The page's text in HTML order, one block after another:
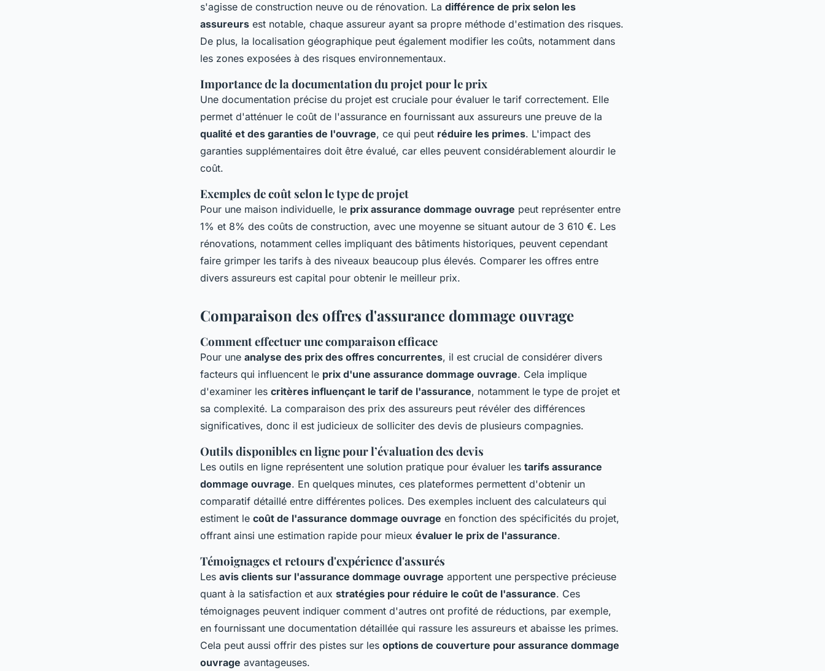
s'agisse de construction neuve ou de rénovation. La différence de prix selon les
assureurs est notable, chaque assureur ayant sa propre méthode d'estimation des risques.
De plus, la localisation géographique peut également modifier les coûts, notamment dans
les zones exposées à des risques environnementaux.
Importance de la documentation du projet pour le prix
Une documentation précise du projet est cruciale pour évaluer le tarif correctement. Elle
permet d'atténuer le coût de l'assurance en fournissant aux assureurs une preuve de la
qualité et des garanties de l'ouvrage, ce qui peut réduire les primes. L'impact des
garanties supplémentaires doit être évalué, car elles peuvent considérablement alourdir le
coût.
Exemples de coût selon le type de projet
Pour une maison individuelle, le prix assurance dommage ouvrage peut représenter entre
1% et 8% des coûts de construction, avec une moyenne se situant autour de 3 610 €. Les
rénovations, notamment celles impliquant des bâtiments historiques, peuvent cependant
faire grimper les tarifs à des niveaux beaucoup plus élevés. Comparer les offres entre
divers assureurs est capital pour obtenir le meilleur prix.
Comparaison des offres d'assurance dommage ouvrage
Comment effectuer une comparaison efficace
Pour une analyse des prix des offres concurrentes, il est crucial de considérer divers
facteurs qui influencent le prix d'une assurance dommage ouvrage. Cela implique
d'examiner les critères influençant le tarif de l'assurance, notamment le type de projet et
sa complexité. La comparaison des prix des assureurs peut révéler des différences
significatives, donc il est judicieux de solliciter des devis de plusieurs compagnies.
Outils disponibles en ligne pour l’évaluation des devis
Les outils en ligne représentent une solution pratique pour évaluer les tarifs assurance
dommage ouvrage. En quelques minutes, ces plateformes permettent d'obtenir un
comparatif détaillé entre différentes polices. Des exemples incluent des calculateurs qui
estiment le coût de l'assurance dommage ouvrage en fonction des spécificités du projet,
offrant ainsi une estimation rapide pour mieux évaluer le prix de l'assurance.
Témoignages et retours d'expérience d'assurés
Les avis clients sur l'assurance dommage ouvrage apportent une perspective précieuse
quant à la satisfaction et aux stratégies pour réduire le coût de l'assurance. Ces
témoignages peuvent indiquer comment d'autres ont profité de réductions, par exemple,
en fournissant une documentation détaillée qui rassure les assureurs et abaisse les primes.
Cela peut aussi offrir des pistes sur les options de couverture pour assurance dommage
ouvrage avantageuses.